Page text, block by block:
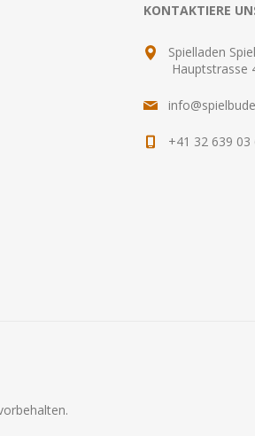
KONTAKTIERE
Spielladen
Hauptstrasse
+41 32 639 03